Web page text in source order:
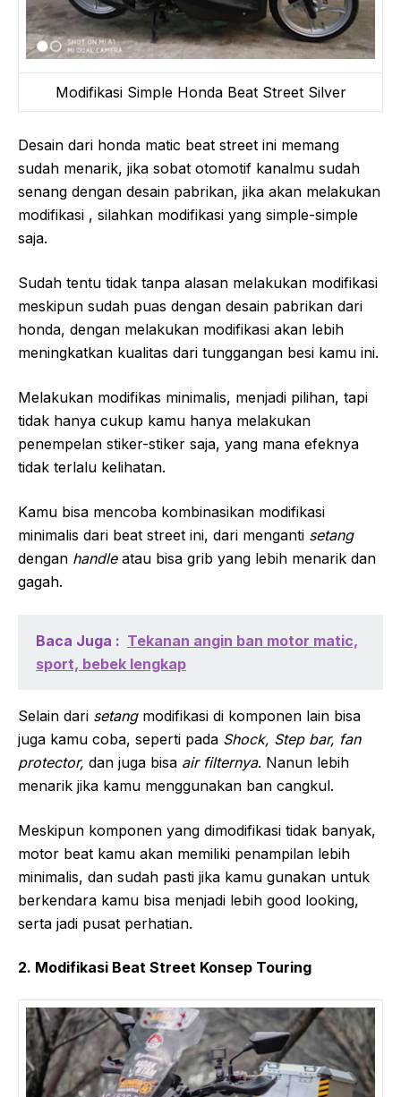
Modifikasi Simple Honda Beat Street Silver
Desain dari honda matic beat street ini memang
sudah menarik, jika sobat otomotif kanalmu sudah
senang dengan desain pabrikan, jika akan melakukan
modifikasi , silahkan modifikasi yang simple-simple
saja.
Sudah tentu tidak tanpa alasan melakukan modifikasi
meskipun sudah puas dengan desain pabrikan dari
honda, dengan melakukan modifikasi akan lebih
meningkatkan kualitas dari tunggangan besi kamu ini.
Melakukan modifikas minimalis, menjadi pilihan, tapi
tidak hanya cukup kamu hanya melakukan
penempelan stiker-stiker saja, yang mana efeknya
tidak terlalu kelihatan.
Kamu bisa mencoba kombinasikan modifikasi
minimalis dari beat street ini, dari menganti setang
dengan handleatau bisa grib yang lebih menarik dan
gagah.
Baca Juga : Tekanan angin ban motor matic,
sport, bebek lengkap
Selain dari setangmodifikasi di komponen lain bisa
juga kamu coba, seperti pada Shock, Step bar, fan
protector, dan juga bisa air filternya. Nanun lebih
menarik jika kamu menggunakan ban cangkul.
Meskipun komponen yang dimodifikasi tidak banyak,
motor beat kamu akan memiliki penampilan lebih
minimalis, dan sudah pasti jika kamu gunakan untuk
berkendara kamu bisa menjadi lebih good looking,
serta jadi pusat perhatian.
2. Modifikasi Beat Street Konsep Touring